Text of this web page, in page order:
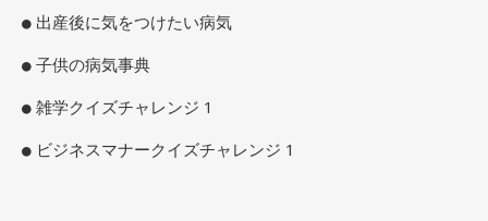
出産後に気をつけたい病気
子供の病気事典
雑学クイズチャレンジ 1
ビジネスマナークイズチャレンジ 1